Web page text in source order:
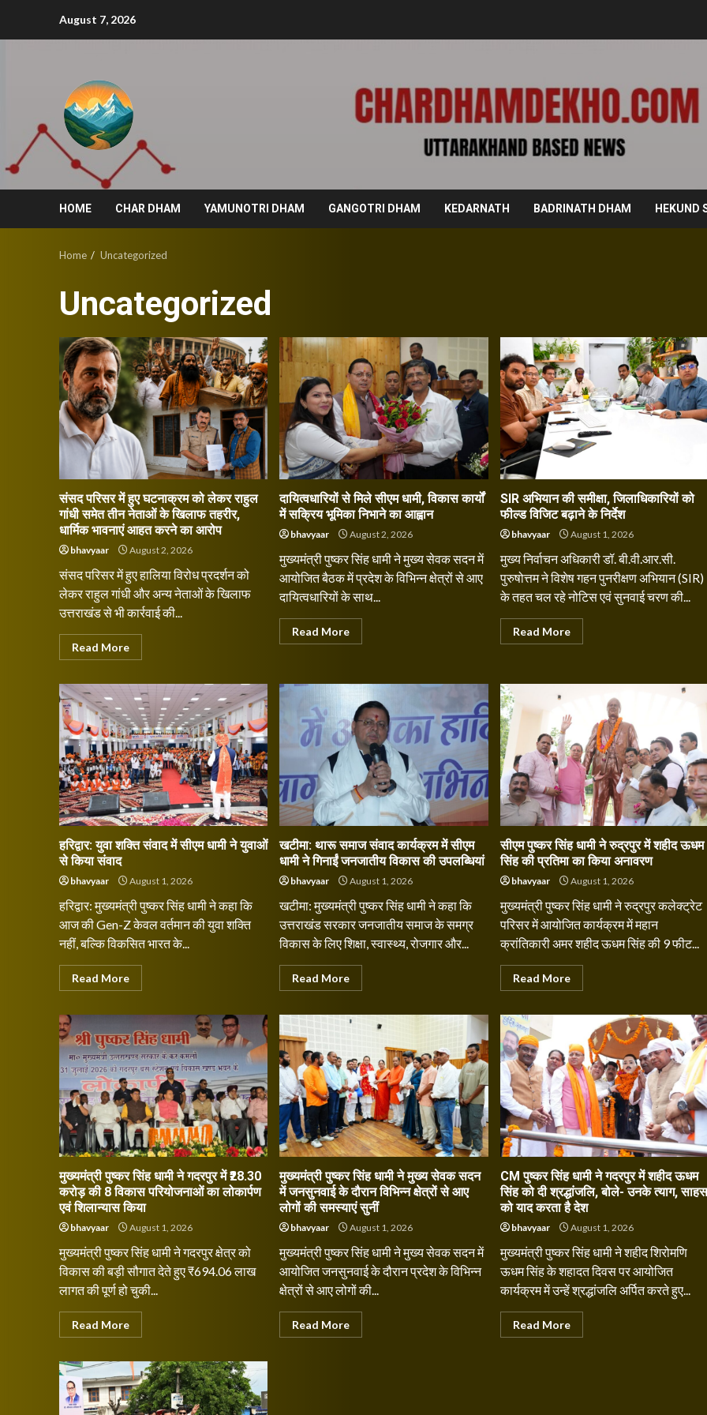
August 7, 2026
HOME CHAR DHAM YAMUNOTRI DHAM GANGOTRI DHAM KEDARNATH BADRINATH DHAM HEKUND
Home Uncategorized
Uncategorized
संसद परिसर में हुए घटनाक्रम को लेकर राहुल
गांधी समेत तीन नेताओं के खिलाफ तहरीर,
धार्मिक भावनाएं आहत करने का आरोप
bhavyaar August 2, 2026
संसद परिसर में हुए हालिया विरोध प्रदर्शन को
लेकर राहुल गांधी और अन्य नेताओं के खिलाफ
उत्तराखंड से भी कार्रवाई की...
Read More
दायित्वधारियों से मिले सीएम धामी, विकास कार्यों
में सक्रिय भूमिका निभाने का आह्वान
bhavyaar August 2, 2026
मुख्यमंत्री पुष्कर सिंह धामी ने मुख्य सेवक सदन में
आयोजित बैठक में प्रदेश के विभिन्न क्षेत्रों से आए
दायित्वधारियों के साथ...
Read More
SIR अभियान की समीक्षा, जिलाधिकारियों को
फील्ड विजिट बढ़ाने के निर्देश
bhavyaar August 1, 2026
मुख्य निर्वाचन अधिकारी डॉ. बी.वी.आर.सी.
पुरुषोत्तम ने विशेष गहन पुनरीक्षण अभियान (SIR)
के तहत चल रहे नोटिस एवं सुनवाई चरण की...
Read More
हरिद्वार: युवा शक्ति संवाद में सीएम धामी ने युवाओं
से किया संवाद
bhavyaar August 1, 2026
हरिद्वार: मुख्यमंत्री पुष्कर सिंह धामी ने कहा कि
आज की Gen-Z केवल वर्तमान की युवा शक्ति
नहीं, बल्कि विकसित भारत के...
Read More
खटीमा: थारू समाज संवाद कार्यक्रम में सीएम
धामी ने गिनाईं जनजातीय विकास की उपलब्धियां
bhavyaar August 1, 2026
खटीमा: मुख्यमंत्री पुष्कर सिंह धामी ने कहा कि
उत्तराखंड सरकार जनजातीय समाज के समग्र
विकास के लिए शिक्षा, स्वास्थ्य, रोजगार और...
Read More
सीएम पुष्कर सिंह धामी ने रुद्रपुर में शहीद ऊधम
सिंह की प्रतिमा का किया अनावरण
bhavyaar August 1, 2026
मुख्यमंत्री पुष्कर सिंह धामी ने रुद्रपुर कलेक्ट्रेट
परिसर में आयोजित कार्यक्रम में महान
क्रांतिकारी अमर शहीद ऊधम सिंह की 9 फीट...
Read More
मुख्यमंत्री पुष्कर सिंह धामी ने गदरपुर में ₹28.30
करोड़ की 8 विकास परियोजनाओं का लोकार्पण
एवं शिलान्यास किया
bhavyaar August 1, 2026
मुख्यमंत्री पुष्कर सिंह धामी ने गदरपुर क्षेत्र को
विकास की बड़ी सौगात देते हुए ₹694.06 लाख
लागत की पूर्ण हो चुकी...
Read More
मुख्यमंत्री पुष्कर सिंह धामी ने मुख्य सेवक सदन
में जनसुनवाई के दौरान विभिन्न क्षेत्रों से आए
लोगों की समस्याएं सुनीं
bhavyaar August 1, 2026
मुख्यमंत्री पुष्कर सिंह धामी ने मुख्य सेवक सदन में
आयोजित जनसुनवाई के दौरान प्रदेश के विभिन्न
क्षेत्रों से आए लोगों की...
Read More
CM पुष्कर सिंह धामी ने गदरपुर में शहीद ऊधम
सिंह को दी श्रद्धांजलि, बोले- उनके त्याग, साहस
को याद करता है देश
bhavyaar August 1, 2026
मुख्यमंत्री पुष्कर सिंह धामी ने शहीद शिरोमणि
ऊधम सिंह के शहादत दिवस पर आयोजित
कार्यक्रम में उन्हें श्रद्धांजलि अर्पित करते हुए...
Read More